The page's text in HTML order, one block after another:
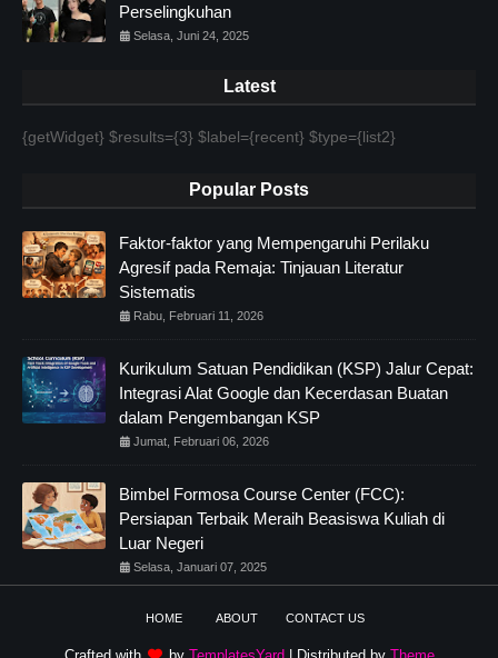
Perselingkuhan
Selasa, Juni 24, 2025
Latest
{getWidget} $results={3} $label={recent} $type={list2}
Popular Posts
Faktor-faktor yang Mempengaruhi Perilaku
Agresif pada Remaja: Tinjauan Literatur
Sistematis
Rabu, Februari 11, 2026
Kurikulum Satuan Pendidikan (KSP) Jalur Cepat:
Integrasi Alat Google dan Kecerdasan Buatan
dalam Pengembangan KSP
Jumat, Februari 06, 2026
Bimbel Formosa Course Center (FCC):
Persiapan Terbaik Meraih Beasiswa Kuliah di
Luar Negeri
Selasa, Januari 07, 2025
HOME ABOUT CONTACT US